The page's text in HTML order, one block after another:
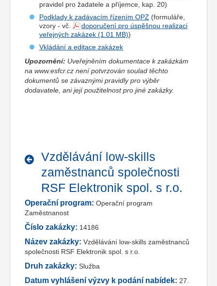
pravidel pro žadatele a příjemce , kap. 20)
Podklady k zadávacím řízením OPZ (formuláře,
vzory - vč.
doporučení pro úspěšnou realizaci
veřejných zakázek
)
Vkládání a editace zakázek
Upozornění: Uveřejněním dokumentace k zakázkám
na www.esfcr.cz není potvrzován soulad těchto
dokumentů se závaznými pravidly pro výběr
dodavatele, ani její použitelnost pro jiné zakázky.
Vzdělávání low-skills
zaměstnanců společnosti
RSF Elektronik spol. s r.o.
Operační program: Operační program
Zaměstnanost
Číslo zakázky: 14186
Název zakázky: Vzdělávání low-skills zaměstnanců
společnosti RSF Elektronik spol. s r.o.
Druh zakázky: Služba
Datum vyhlášení výzvy k podání nabídek: 27.